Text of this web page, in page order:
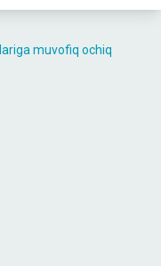
muvofiq ochiq